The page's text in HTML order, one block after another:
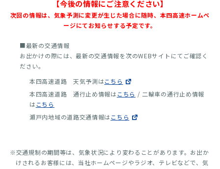
【今後の情報にご注意ください】
次回の情報は、気象予測に変更が生じた場合に随時、本四高速ホームペ
ージにてお知らせする予定です。
■最新の交通情報
お出かけの際には、最新の交通情報を次のWEBサイトにてご確認く
ださい。
本四高速道路 天気予測はこちら
本四高速道路 通行止め情報は こちら / 二輪車の通行止め情報
は こちら
瀬戸内地域の道路交通情報は こちら
※交通規制の期間等は、気象状況により変わることがあります。お出か
けされるお客様には、当社ホームページやラジオ、テレビなどで、気